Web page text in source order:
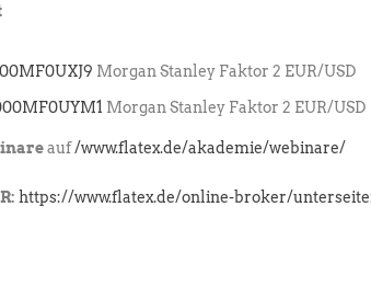
Morgan Stanley Faktor 2 EUR/USD
Morgan Stanley Faktor 2 EUR/USD
auf/www.flatex.de/akademie/webinare/
https://www.flatex.de/online-broker/